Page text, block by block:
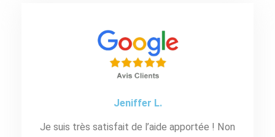
Jeniffer L.
Je suis très satisfait de l’aide apportée ! Non